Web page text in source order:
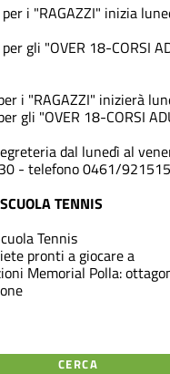
per i "RAGAZZI" inizia
gli "OVER 18-CORSI
i "RAGAZZI" inizierà
gli "OVER 18-CORSI
dal lunedì al
- telefono 0461/
TENNIS
Tennis
pronti a giocare a
Memorial Polla:
CERCA